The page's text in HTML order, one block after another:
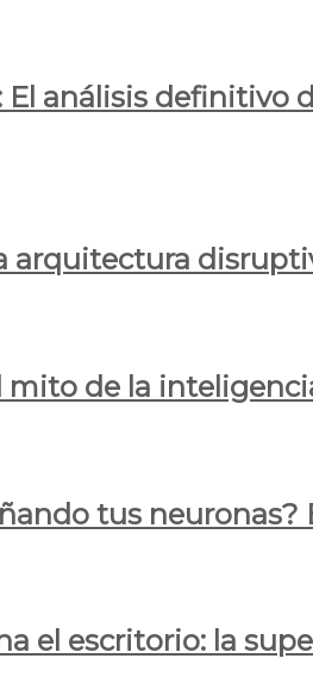
El análisis definitivo
arquitectura
mito de la
tus
el escritorio: la